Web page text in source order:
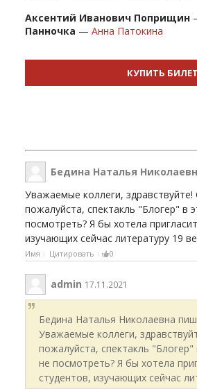
Аксентий Иванович Поприщин
Панночка — Анна Патокина
КУПИТЬ БИЛЕТ
Бедина Наталья
Уважаемые коллеги, здравствуйте!
пожалуйста, спектакль "Блогер" в
посмотреть? Я бы хотела
изучающих сейчас литературу 19
Имя Цитировать 0
admin 17.11.2021
Бедина Наталья Николаевна
Уважаемые коллеги,
пожалуйста, спектакль
не посмотреть? Я бы хотела
студентов, изучающих сейчас